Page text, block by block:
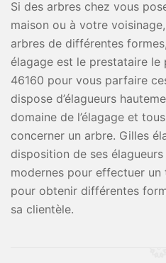
Si des arbres chez vous
maison ou à votre
arbres de différentes
élagage est le prestataire
46160 pour vous parfaire
dispose d’élagueurs
domaine de l’élagage et
concerner un arbre. Gilles
disposition de ses
modernes pour effectuer un
pour obtenir différentes
sa clientèle.